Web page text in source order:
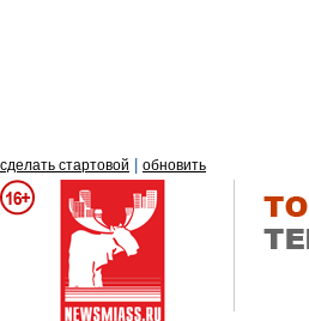
сделать стартовой обновить